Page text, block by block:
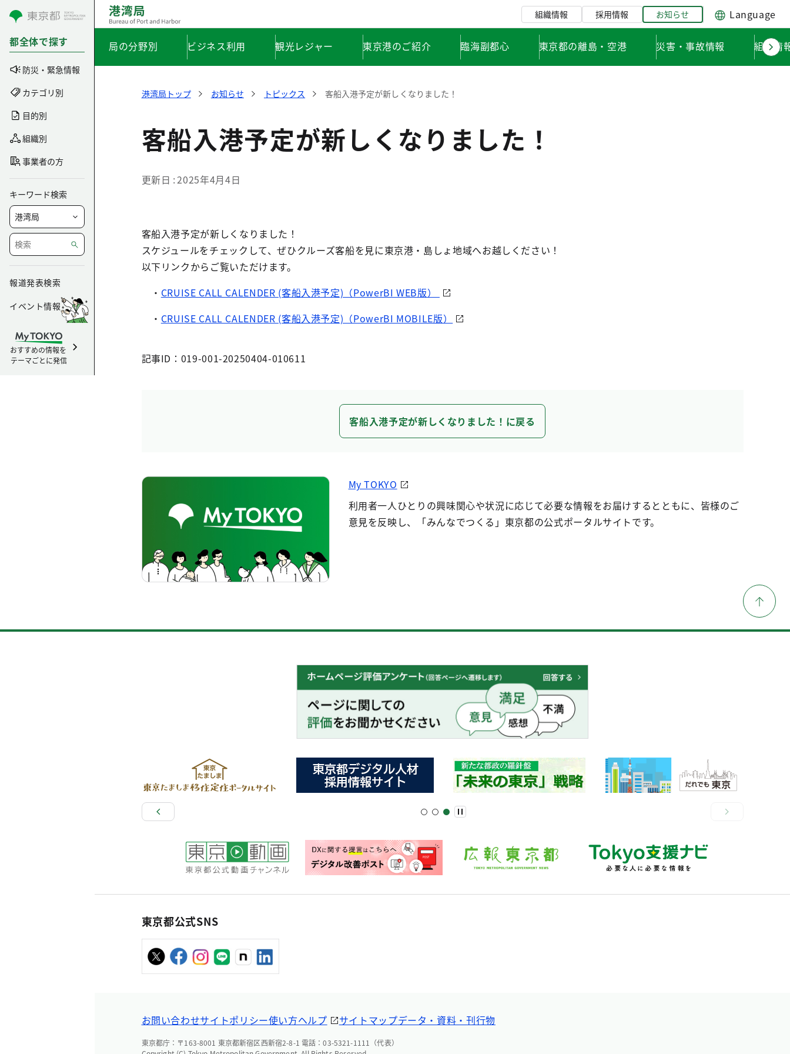
コンテンツにスキップ
都全体で探す
防災・緊急情報
カテゴリ別
目的別
組織別
事業者の方
キーワード検索
報道発表検索
イベント情報
おすすめの情報を
テーマごとに発信
組織情報 採用情報 お知らせ Language
局の分野別 ビジネス利用 観光レジャー 東京港のご紹介 臨海副都心 東京都の離島・空港 災害・事故情報 組織情
港湾局トップ お知らせ トピックス 客船入港予定が新しくなりました！
客船入港予定が新しくなりました！
更新日 2025年4月4日
客船入港予定が新しくなりました！
スケジュールをチェックして、ぜひクルーズ客船を見に東京港・島しょ地域へお越しください！
以下リンクからご覧いただけます。
・ CRUISE CALL CALENDER (客船入港予定)（PowerBI WEB版）
・ CRUISE CALL CALENDER (客船入港予定)（PowerBI MOBILE版）
記事ID：019-001-20250404-010611
客船入港予定が新しくなりました！に戻る
My TOKYO
利用者一人ひとりの興味関心や状況に応じて必要な情報をお届けするとともに、皆様のご
意見を反映し、「みんなでつくる」東京都の公式ポータルサイトです。
東京都公式SNS
お問い合わせサイトポリシー使い方ヘルプ サイトマップデータ・資料・刊行物
東京都庁：〒163-8001 東京都新宿区西新宿2-8-1 電話：03-5321-1111（代表）